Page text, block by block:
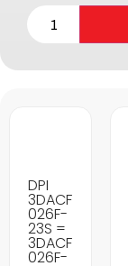
DPI
3DACF
026F-
23S =
3DACF
026F-